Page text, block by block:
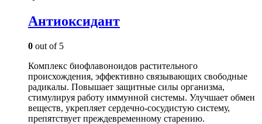
Антиоксидант
0 out of 5
Комплекс биофлавоноидов растительного
происхождения, эффективно связывающих свободные
радикалы. Повышает защитные силы организма,
стимулируя работу иммунной системы. Улучшает обмен
веществ, укрепляет сердечно-сосудистую систему,
препятствует преждевременному старению.